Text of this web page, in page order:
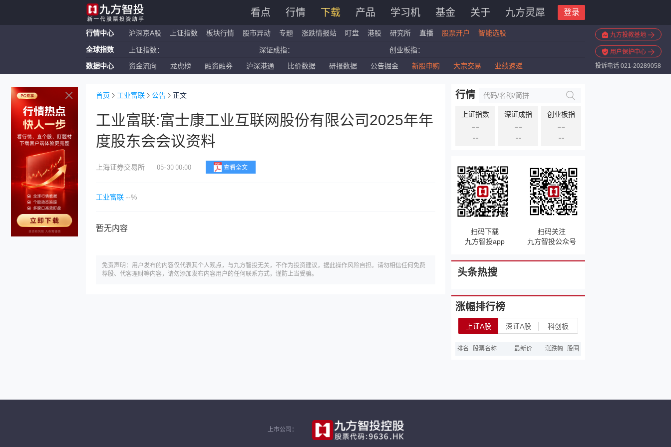
看点 行情 下载 产品 学习机 基金 关于 九方灵犀 登录
行情中心 沪深京A股 上证指数 板块行情 股市异动 专题 涨跌情报站 盯盘 港股 研究所 直播 股票开户 智能选股 九方投教基地
用户保护中心
投诉电话 021-20289058
全球指数 上证指数： 深证成指： 创业板指：
恒生指数： 国企指数： 红筹指数：
数据中心 资金流向 龙虎榜 融资融券 沪深港通 比价数据 研报数据 公告掘金 新股申购 大宗交易 业绩速递
首页 工业富联 公告 正文
工业富联:富士康工业互联网股份有限公司2025年年
度股东会会议资料
上海证券交易所 05-30 00:00 查看全文
工业富联 --%
暂无内容
免责声明：用户发布的内容仅代表其个人观点，与九方智投无关，不作为投资建议，据此操作风险自担。请勿相信任何免费
荐股、代客理财等内容，请勿添加发布内容用户的任何联系方式，谨防上当受骗。
行情
上证指数
--
--
深证成指
--
--
创业板指
--
--
扫码下载
九方智投app
扫码关注
九方智投公众号
头条热搜
涨幅排行榜
上证A股 深证A股 科创板
排名 股票名称 最新价 涨跌幅 股圈
上市公司：